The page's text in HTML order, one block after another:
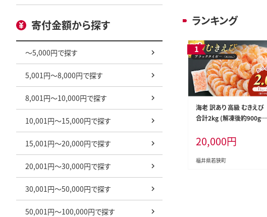
寄付金額から探す
～5,000円で探す
5,001円～8,000円で探す
8,001円～10,000円で探す
10,001円～15,000円で探す
15,001円～20,000円で探す
20,001円～30,000円で探す
30,001円～50,000円で探す
50,001円～100,000円で探す
ランキング
海老 訳あり 高級 むきえび
合計2kg (解凍後約900g×
品 魚介
20,000円
福井県若狭町